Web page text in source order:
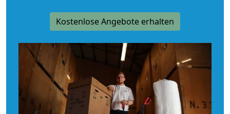
Kostenlose Angebote erhalten